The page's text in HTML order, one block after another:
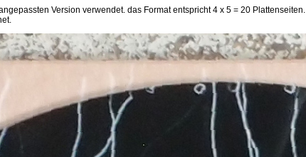
Version verwendet. das Format entspricht 4 x 5 = 20 Plattenseiten.